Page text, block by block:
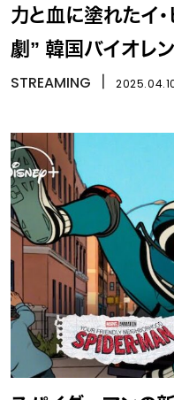
力と血に塗れたイ
劇” 韓国バイオレ
人生』
STREAMING